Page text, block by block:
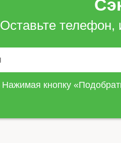
Оставьте
Нажимая кнопку